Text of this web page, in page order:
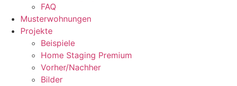
FAQ
Musterwohnungen
Projekte
Beispiele
Home Staging Premium
Vorher/Nachher
Bilder